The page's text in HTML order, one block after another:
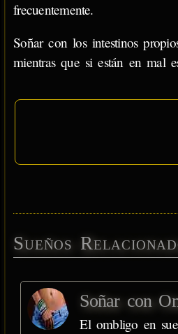
frecuentemente.
Soñar con los intestinos
mientras que si están en mal
Sueños
Soñar con
El ombligo en